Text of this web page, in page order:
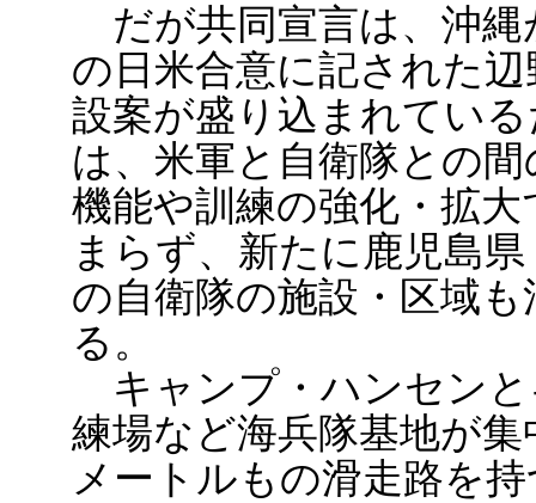
だが共同宣言は、沖縄
の日米合意に記された
設案が盛り込まれてい
は、米軍と自衛隊との
機能や訓練の強化・拡
まらず、新たに鹿児島
の自衛隊の施設・区域
る。
キャンプ・ハンセンと
練場など海兵隊基地が
メートルもの滑走路を